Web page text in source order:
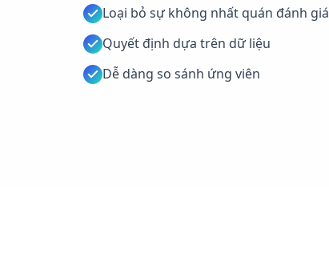
Loại bỏ sự không nhất quán đánh giá
Quyết định dựa trên dữ liệu
Dễ dàng so sánh ứng viên